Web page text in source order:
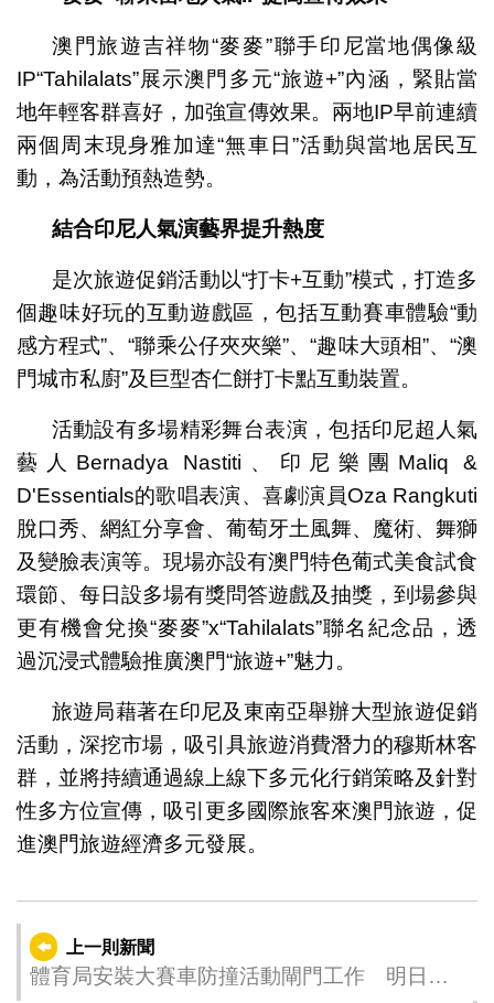
澳門旅遊吉祥物“麥麥”聯手印尼當地偶像級
IP“Tahilalats”展示澳門多元“旅遊+”內涵，緊貼當
地年輕客群喜好，加強宣傳效果。兩地IP早前連續
兩個周末現身雅加達“無車日”活動與當地居民互
動，為活動預熱造勢。
結合印尼人氣演藝界提升熱度
是次旅遊促銷活動以“打卡+互動”模式，打造多
個趣味好玩的互動遊戲區，包括互動賽車體驗“動
感方程式”、“聯乘公仔夾夾樂”、“趣味大頭相”、“澳
門城市私廚”及巨型杏仁餅打卡點互動裝置。
活動設有多場精彩舞台表演，包括印尼超人氣
藝人Bernadya Nastiti、印尼樂團Maliq &
D'Essentials的歌唱表演、喜劇演員Oza Rangkuti
脫口秀、網紅分享會、葡萄牙土風舞、魔術、舞獅
及變臉表演等。現場亦設有澳門特色葡式美食試食
環節、每日設多場有獎問答遊戲及抽獎，到場參與
更有機會兌換“麥麥”x“Tahilalats”聯名紀念品，透
過沉浸式體驗推廣澳門“旅遊+”魅力。
旅遊局藉著在印尼及東南亞舉辦大型旅遊促銷
活動，深挖市場，吸引具旅遊消費潛力的穆斯林客
群，並將持續通過線上線下多元化行銷策略及針對
性多方位宣傳，吸引更多國際旅客來澳門旅遊，促
進澳門旅遊經濟多元發展。
上一則新聞
體育局安裝大賽車防撞活動閘門工作 明日起